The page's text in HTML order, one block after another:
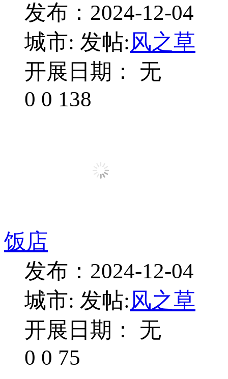
发布：2024-12-04
城市: 发帖:风之草
开展日期： 无
0 0 138
饭店
发布：2024-12-04
城市: 发帖:风之草
开展日期： 无
0 0 75